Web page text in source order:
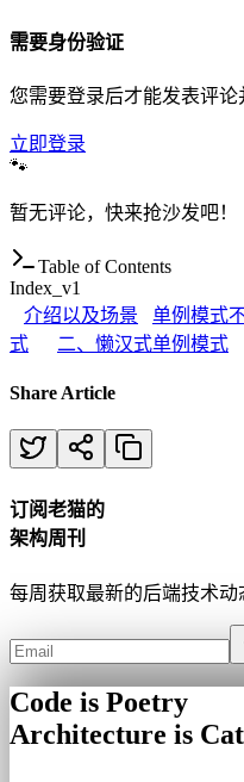
需要身份验证
您需要登录后才能发表评论
立即登录
🐾
暂无评论，快来抢沙发吧！
Table of Contents
Index_v1
介绍以及场景
单例模式
式
二、懒汉式单例模式
Share Article
订阅老猫的
架构周刊
每周获取最新的后端技术动
Code is Poetry
Architecture is Cat